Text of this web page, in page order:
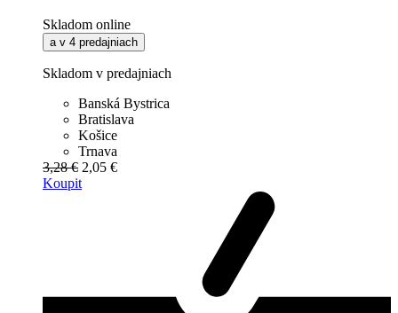
Skladom online
a v 4 predajniach
Skladom v predajniach
Banská Bystrica
Bratislava
Košice
Trnava
3,28 € 2,05 €
Koupit